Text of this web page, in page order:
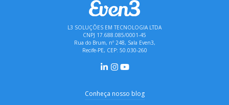
L3 SOLUÇÕES EM TECNOLOGIA LTDA
CNPJ 17.688.085/0001-45
Rua do Brum, nº 248, Sala Even3,
Recife-PE, CEP: 50.030-260
Conheça nosso blog